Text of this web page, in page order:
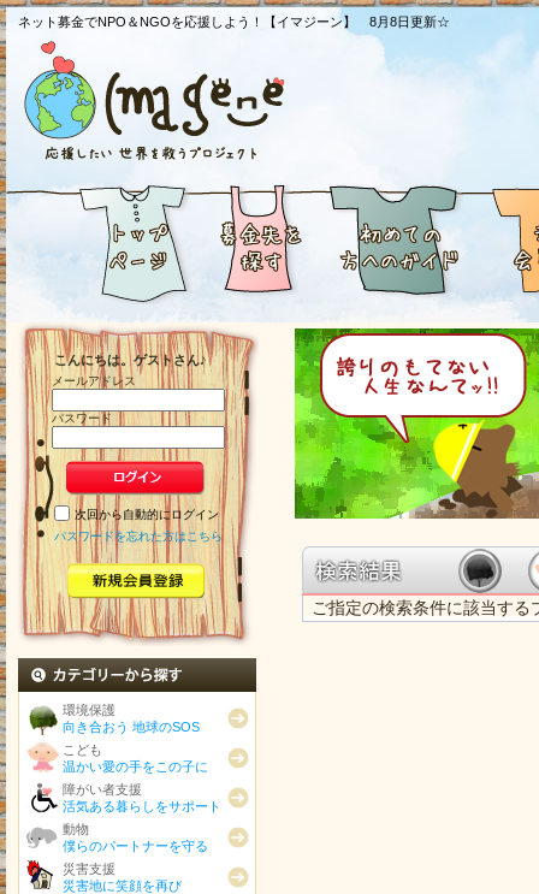
ネット募金でNPO＆NGOを応援しよう！【イマジーン】 8月8日更新☆
こんにちは。ゲストさん♪
メールアドレス
パスワード
次回から自動的にログイン
パスワードを忘れた方はこちら
環境保護
向き合おう 地球のSOS
こども
温かい愛の手をこの子に
障がい者支援
活気ある暮らしをサポート
動物
僕らのパートナーを守る
災害支援
災害地に笑顔を再び
ご指定の検索条件に該当す